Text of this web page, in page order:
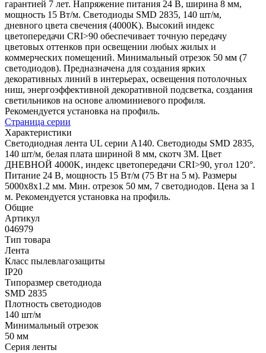
гарантией 7 лет. Напряжение питания 24 В, ширина 8 мм,
мощность 15 Вт/м. Светодиоды SMD 2835, 140 шт/м,
дневного цвета свечения (4000K). Высокий индекс
цветопередачи CRI>90 обеспечивает точную передачу
цветовых оттенков при освещении любых жилых и
коммерческих помещений. Минимальный отрезок 50 мм (7
светодиодов). Предназначена для создания ярких
декоративных линий в интерьерах, освещения потолочных
ниш, энергоэффективной декоративной подсветка, создания
светильников на основе алюминиевого профиля.
Рекомендуется установка на профиль.
Страница серии
Характеристики
Светодиодная лента UL серии A140. Светодиоды SMD 2835,
140 шт/м, белая плата шириной 8 мм, скотч 3M. Цвет
ДНЕВНОЙ 4000K, индекс цветопередачи CRI>90, угол 120°.
Питание 24 В, мощность 15 Вт/м (75 Вт на 5 м). Размеры
5000x8x1.2 мм. Мин. отрезок 50 мм, 7 светодиодов. Цена за 1
м. Рекомендуется установка на профиль.
Общие
Артикул
046979
Тип товара
Лента
Класс пылевлагозащиты
IP20
Типоразмер светодиода
SMD 2835
Плотность светодиодов
140 шт/м
Минимальный отрезок
50 мм
Серия ленты